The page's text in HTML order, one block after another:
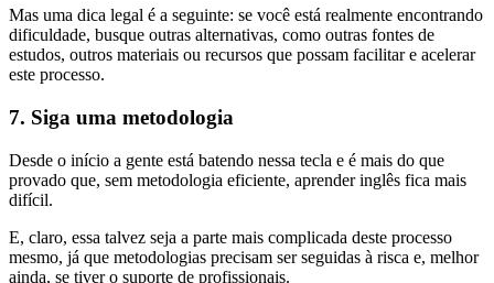
Mas uma dica legal é a seguinte: se você está realmente encontrando
dificuldade, busque outras alternativas, como outras fontes de
estudos, outros materiais ou recursos que possam facilitar e acelerar
este processo.
7. Siga uma metodologia
Desde o início a gente está batendo nessa tecla e é mais do que
provado que, sem metodologia eficiente, aprender inglês fica mais
difícil.
E, claro, essa talvez seja a parte mais complicada deste processo
mesmo, já que metodologias precisam ser seguidas à risca e, melhor
ainda, se tiver o suporte de profissionais.